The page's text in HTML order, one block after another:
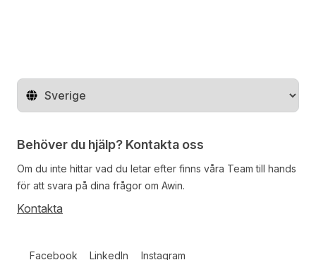
Byt land
Behöver du hjälp? Kontakta oss
Om du inte hittar vad du letar efter finns våra Team till hands
för att svara på dina frågor om Awin.
Kontakta
Facebook LinkedIn Instagram